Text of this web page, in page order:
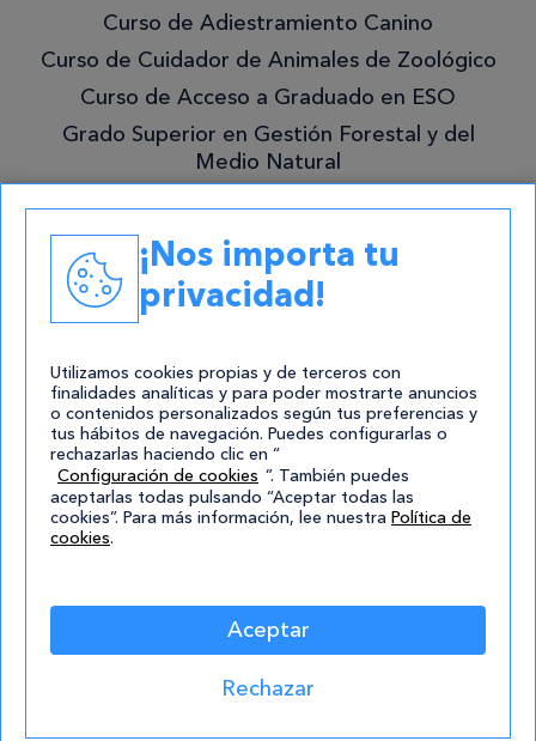
mejor!
Curso de Adiestramiento Canino
Curso de Cuidador de Animales de Zoológico
Curso de Acceso a Graduado en ESO
Grado Superior en Gestión Forestal y del
Medio Natural
Contacto
atencion@cursos.com
Redes Sociales
Aviso Legal|Política de privacidad|Cookies|Mapa de
Sitio
¡Nos importa tu
privacidad!
Utilizamos cookies propias y de terceros con
finalidades analíticas y para poder mostrarte anuncios
o contenidos personalizados según tus preferencias y
tus hábitos de navegación. Puedes configurarlas o
rechazarlas haciendo clic en “
Configuración de cookies ”. También puedes
aceptarlas todas pulsando “Aceptar todas las
cookies”. Para más información, lee nuestra Política de
cookies.
Aceptar
Rechazar